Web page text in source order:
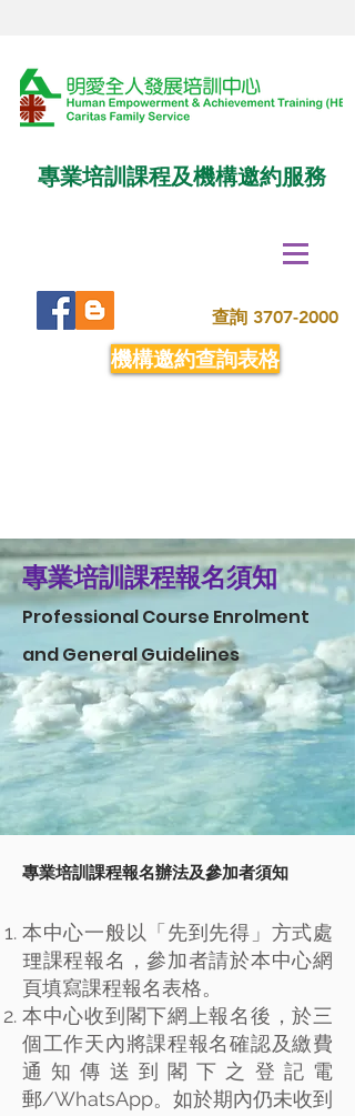
專業培訓課程及機構邀約服務
查詢 3707-2000
機構邀約查詢表格
專業培訓課程報名須知
Professional Course Enrolment
and General Guidelines
專業培訓課程報名辦法及參加者須知
本中心一般以「先到先得」方式處
理課程報名，參加者請於本中心網
頁填寫課程報名表格。
本中心收到閣下網上報名後，於三
個工作天內將課程報名確認及繳費
通知傳送到閣下之登記電
郵/WhatsApp。如於期內仍未收到